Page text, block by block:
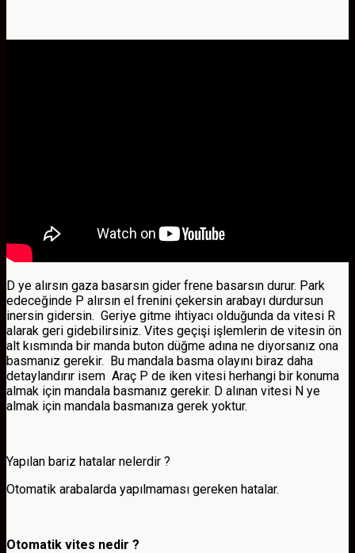
D ye alırsın gaza basarsın gider frene basarsın durur. Park
edeceğinde P alırsın el frenini çekersin arabayı durdursun
inersin gidersin. Geriye gitme ihtiyacı olduğunda da vitesi R
alarak geri gidebilirsiniz. Vites geçişi işlemlerin de vitesin ön
alt kısmında bir manda buton düğme adına ne diyorsanız ona
basmanız gerekir. Bu mandala basma olayını biraz daha
detaylandırır isem Araç P de iken vitesi herhangi bir konuma
almak için mandala basmanız gerekir. D alınan vitesi N ye
almak için mandala basmanıza gerek yoktur.
Yapılan bariz hatalar nelerdir ?
Otomatik arabalarda yapılmaması gereken hatalar.
Otomatik vites nedir ?